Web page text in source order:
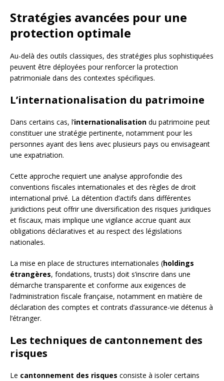
Stratégies avancées pour une
protection optimale
Au-delà des outils classiques, des stratégies plus sophistiquées
peuvent être déployées pour renforcer la protection
patrimoniale dans des contextes spécifiques.
L’internationalisation du patrimoine
Dans certains cas, l’internationalisation du patrimoine peut
constituer une stratégie pertinente, notamment pour les
personnes ayant des liens avec plusieurs pays ou envisageant
une expatriation.
Cette approche requiert une analyse approfondie des
conventions fiscales internationales et des règles de droit
international privé. La détention d’actifs dans différentes
juridictions peut offrir une diversification des risques juridiques
et fiscaux, mais implique une vigilance accrue quant aux
obligations déclaratives et au respect des législations
nationales.
La mise en place de structures internationales (holdings
étrangères, fondations, trusts) doit s’inscrire dans une
démarche transparente et conforme aux exigences de
l’administration fiscale française, notamment en matière de
déclaration des comptes et contrats d’assurance-vie détenus à
l’étranger.
Les techniques de cantonnement des
risques
Le cantonnement des risques consiste à isoler certains